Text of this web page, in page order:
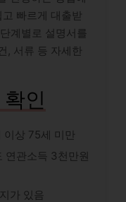
고 빠르게 대출받
계별로 설명서를
, 서류 등 자세한
인
이상 75세 미만
연관소득 3천만원
가 있음